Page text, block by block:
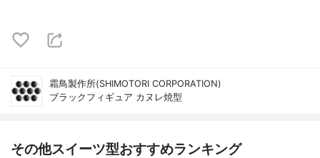
霜鳥製作所(SHIMOTORI CORPORATION)
ブラックフィギュア カヌレ焼型
その他スイーツ型おすすめランキング